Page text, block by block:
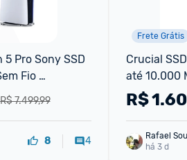
Pro Sony SSD
Fio
R$ 7.499,99
8 4
Frete Grátis
Crucial
até 10.000
R$
Rafael
há 3 d